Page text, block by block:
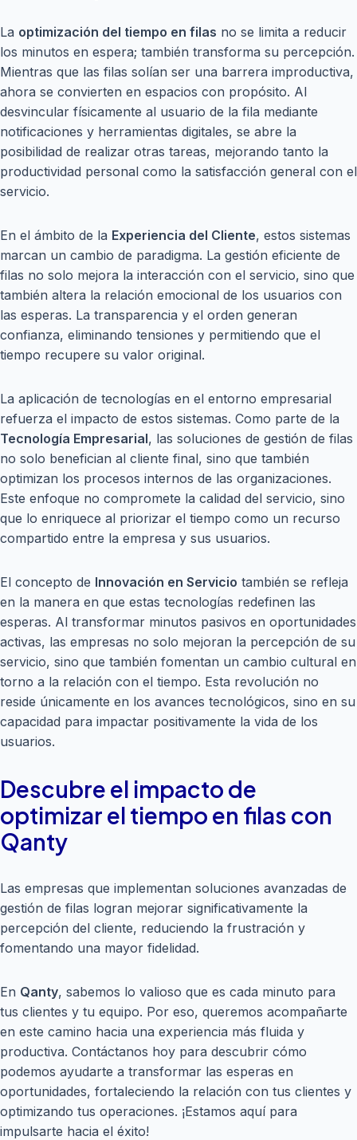
La optimización del tiempo en filas no se limita a reducir
los minutos en espera; también transforma su percepción.
Mientras que las filas solían ser una barrera improductiva,
ahora se convierten en espacios con propósito. Al
desvincular físicamente al usuario de la fila mediante
notificaciones y herramientas digitales, se abre la
posibilidad de realizar otras tareas, mejorando tanto la
productividad personal como la satisfacción general con el
servicio.
En el ámbito de la Experiencia del Cliente, estos sistemas
marcan un cambio de paradigma. La gestión eficiente de
filas no solo mejora la interacción con el servicio, sino que
también altera la relación emocional de los usuarios con
las esperas. La transparencia y el orden generan
confianza, eliminando tensiones y permitiendo que el
tiempo recupere su valor original.
La aplicación de tecnologías en el entorno empresarial
refuerza el impacto de estos sistemas. Como parte de la
Tecnología Empresarial, las soluciones de gestión de filas
no solo benefician al cliente final, sino que también
optimizan los procesos internos de las organizaciones.
Este enfoque no compromete la calidad del servicio, sino
que lo enriquece al priorizar el tiempo como un recurso
compartido entre la empresa y sus usuarios.
El concepto de Innovación en Servicio también se refleja
en la manera en que estas tecnologías redefinen las
esperas. Al transformar minutos pasivos en oportunidades
activas, las empresas no solo mejoran la percepción de su
servicio, sino que también fomentan un cambio cultural en
torno a la relación con el tiempo. Esta revolución no
reside únicamente en los avances tecnológicos, sino en su
capacidad para impactar positivamente la vida de los
usuarios.
Descubre el impacto de
optimizar el tiempo en filas con
Qanty
Las empresas que implementan soluciones avanzadas de
gestión de filas logran mejorar significativamente la
percepción del cliente, reduciendo la frustración y
fomentando una mayor fidelidad.
En Qanty, sabemos lo valioso que es cada minuto para
tus clientes y tu equipo. Por eso, queremos acompañarte
en este camino hacia una experiencia más fluida y
productiva. Contáctanos hoy para descubrir cómo
podemos ayudarte a transformar las esperas en
oportunidades, fortaleciendo la relación con tus clientes y
optimizando tus operaciones. ¡Estamos aquí para
impulsarte hacia el éxito!